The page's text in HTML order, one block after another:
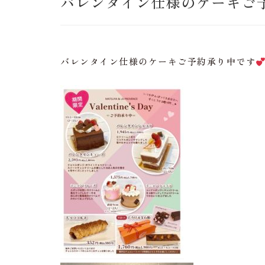
バレンタイン仕様のケーキご予約承り中です